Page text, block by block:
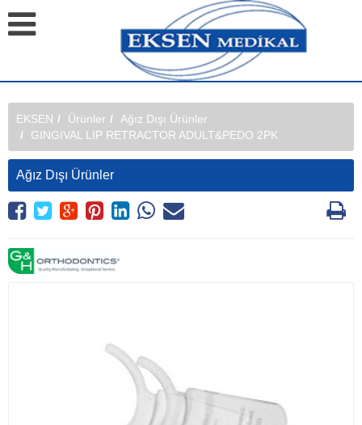
EKSEN Ürünler
Ağız Dışı Ürünler
GINGIVAL LIP RETRACTOR ADULT&PEDO 2PK
Ağız Dışı Ürünler